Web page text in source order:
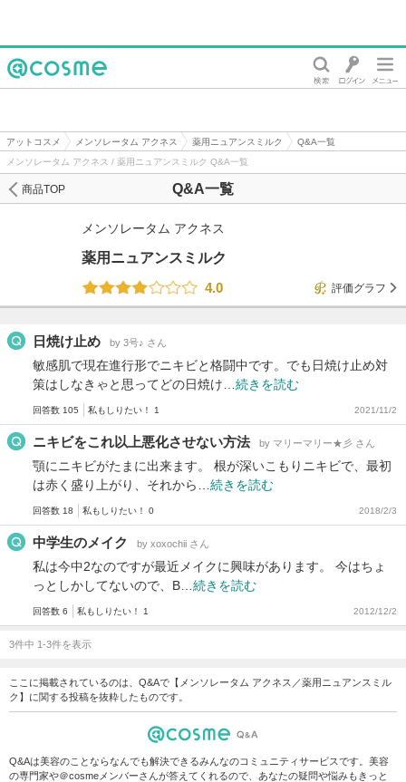
アットコスメ メンソレータム アクネス 薬用ニュアンスミルク
Q&A一覧
メンソレータム アクネス / 薬用ニュアンスミルク Q&A一覧
Q&A一覧
商品TOP
メンソレータム アクネス
薬用ニュアンスミルク
4.0
評価グラフ
日焼け止め by 3号♪ さん
敏感肌で現在進行形でニキビと格闘中です。でも日焼け止め対
策はしなきゃと思ってどの日焼け… 続きを読む
回答数 105 私もしりたい！ 1 2021/11/2
ニキビをこれ以上悪化させない方法 by マリーマリー★彡 さん
顎にニキビがたまに出来ます。 根が深いこもりニキビで、最初
は赤く盛り上がり、それから… 続きを読む
回答数 18 私もしりたい！ 0 2018/2/3
中学生のメイク by xoxochii さん
私は今中2なのですが最近メイクに興味があります。 今はちょ
っとしかしてないので、B… 続きを読む
回答数 6 私もしりたい！ 1 2012/12/2
3件中 1-3件を表示
ここに掲載されているのは、Q&Aで【メンソレータム アクネス／薬用ニュアンスミル
ク】に関する投稿を抜粋したものです。
Q&Aは美容のことならなんでも解決できるみんなのコミュニティサービスです。美容
の専門家や＠cosmeメンバーさんが答えてくれるので、あなたの疑問や悩みもきっと